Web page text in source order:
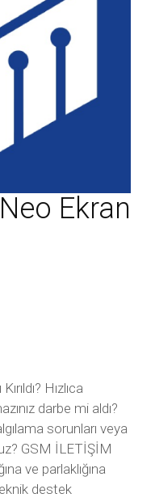
Ekran
Hızlıca
darbe mi aldı?
sorunları veya
GSM İLETİŞİM
ve parlaklığına
destek